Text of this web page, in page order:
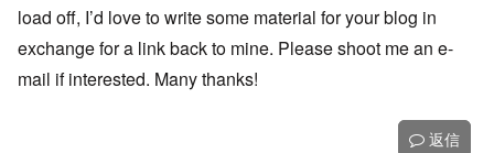
load off, I’d love to write some material for your blog in
exchange for a link back to mine. Please shoot me an e-
mail if interested. Many thanks!
返信